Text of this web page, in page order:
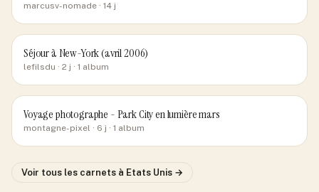
marcusv-nomade · 14 j
Séjour à New-York (avril 2006)
lefilsdu · 2 j · 1 album
Voyage photographe - Park City en lumière mars
montagne-pixel · 6 j · 1 album
Voir tous les carnets à Etats Unis →